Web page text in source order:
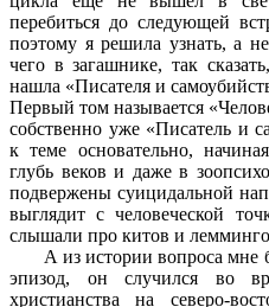
перебиться до следующей
поэтому я решила узнать, а
чего в загашнике, так
нашла «Писателя и
Первый том называется
собственно уже «Писатель и
к теме основательно,
глубь веков и даже в
подвержены суицидальной
выглядит с человеческой
слышали про китов и
А из истории вопроса мне
эпизод, он случился во
христианства на северо-